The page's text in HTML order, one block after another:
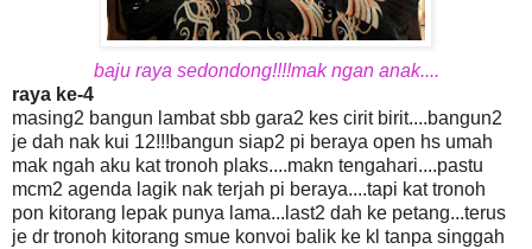
baju raya sedondong!!!!mak ngan anak....
raya ke-4
masing2 bangun lambat sbb gara2 kes cirit birit....bangun2
je dah nak kui 12!!!bangun siap2 pi beraya open hs umah
mak ngah aku kat tronoh plaks....makn tengahari....pastu
mcm2 agenda lagik nak terjah pi beraya....tapi kat tronoh
pon kitorang lepak punya lama...last2 dah ke petang...terus
je dr tronoh kitorang smue konvoi balik ke kl tanpa singgah